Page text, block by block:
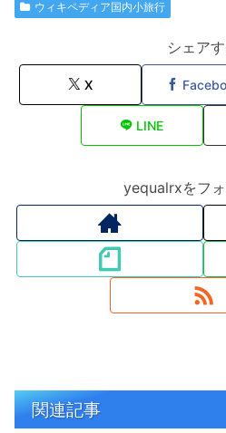
ウィキペディア国内小旅行
シェア
X
LINE
yequalrxをフ
関連記事